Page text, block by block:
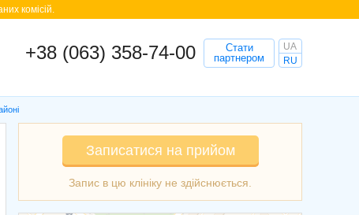
комісій.
+38 (063) 358-74-00
Стати
партнером
UA
RU
Записатися на прийом